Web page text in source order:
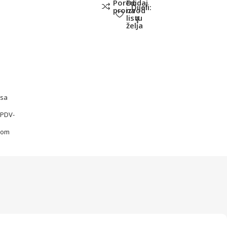
sa
PDV-
om
Poredi
proizvod
Dodaj
na
listu
želja
Dijeli: